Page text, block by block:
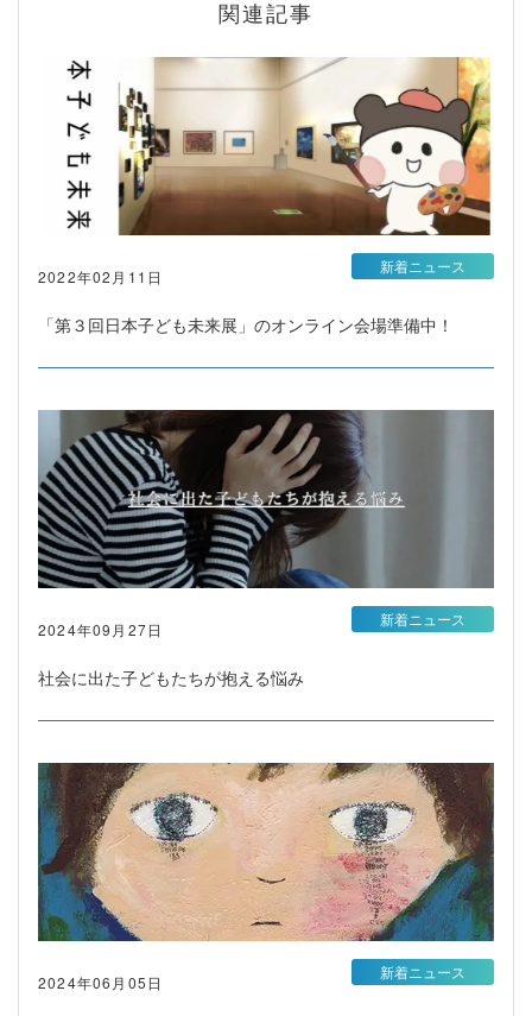
関連記事
2022年02月11日
「第３回日本子ども未来展」のオンライン会場準備中！
新着ニュース
2024年09月27日
社会に出た子どもたちが抱える悩み
新着ニュース
2024年06月05日
新着ニュース